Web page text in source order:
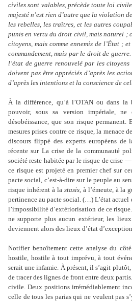
civiles sont valables, précède toute loi
majesté n ’est rien d’autre que la violation
les rebelles, les traîtres, et les autres
punis en vertu du droit civil, mais naturel ; c
citoyens, mais comme ennemis de l’État ; et
commandement, mais par le droit de
l’état de guerre renouvelé par les
doivent pas être appréciés d’après les
d’après les intentions et la conscience de
À la différence, qu’à l’OTAN ou dans la
pouvoir, sous sa version impériale,
désobéissance, que son risque
mesures prises contre ce risque, la menace
discours flippé des experts européens de
récente sur La crise de la communauté
société reste habitée par le risque de crise
ce risque est projeté en premier chef sur
pacte social, c’est-à-dire sur le peuple au
risque inhérent à la stasis, à l’émeute, à la
pertinence au pacte social. (…) L’état actuel
l’impossibilité d’extériorisation de ce
ne supporte plus aucun extérieur, les
deviennent alors des lieux d’état d’
Notifier benoîtement cette analyse du
hostile, hostile à tout imprévu, à tout
serait une infamie. À présent, il s’agit plutôt,
de tracer des lignes de front entre deux
civile. Deux positions irrémédiablement
celle de tous les parias qui ne veulent pas s’